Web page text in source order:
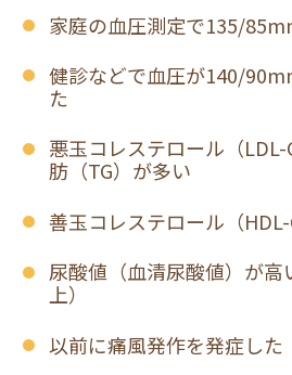
家庭の血圧測定で135/
健診などで血圧が140/
た
悪玉コレステロール（
肪（TG）が多い
善玉コレステロール（
尿酸値（血清尿酸値）が
上）
以前に痛風発作を発症した